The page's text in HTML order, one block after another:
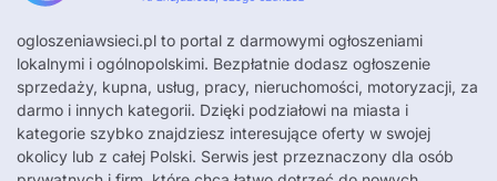
ogloszeniawsieci.pl to portal z darmowymi ogłoszeniami
lokalnymi i ogólnopolskimi. Bezpłatnie dodasz ogłoszenie
sprzedaży, kupna, usług, pracy, nieruchomości, motoryzacji, za
darmo i innych kategorii. Dzięki podziałowi na miasta i
kategorie szybko znajdziesz interesujące oferty w swojej
okolicy lub z całej Polski. Serwis jest przeznaczony dla osób